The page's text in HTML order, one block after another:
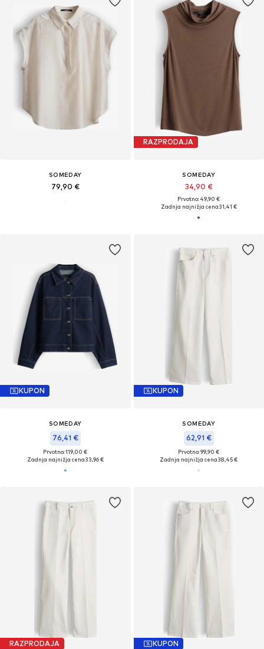
SOMEDAY
79,90 €
RAZPRODAJA
SOMEDAY
34,90 €
Prvotno: 49,90 €
Zadnja najnižja cena31,41 €
KUPON
SOMEDAY
76,41 €
Prvotno: 119,00 €
Zadnja najnižja cena33,96 €
KUPON
SOMEDAY
62,91 €
Prvotno: 99,90 €
Zadnja najnižja cena38,45 €
RAZPRODAJA KUPON